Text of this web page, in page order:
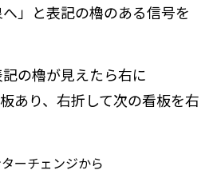
へ」と表記の櫓のある信号を
の櫓が見えたら右に
あり、右折して次の看板を右
ーチェンジから